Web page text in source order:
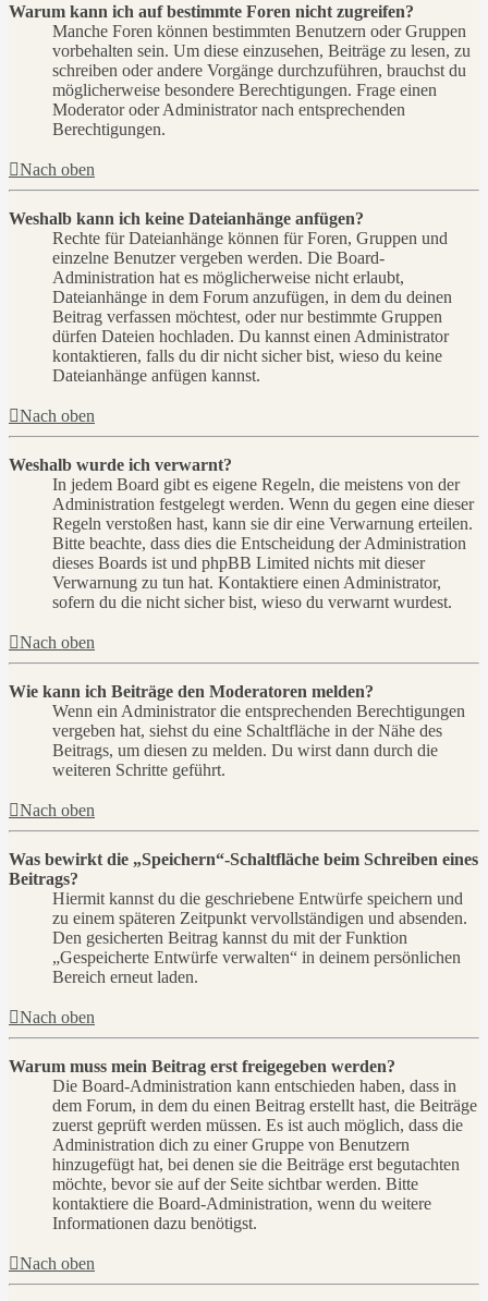
Warum kann ich auf bestimmte Foren nicht zugreifen?
Manche Foren können bestimmten Benutzern oder Gruppen
vorbehalten sein. Um diese einzusehen, Beiträge zu lesen, zu
schreiben oder andere Vorgänge durchzuführen, brauchst du
möglicherweise besondere Berechtigungen. Frage einen
Moderator oder Administrator nach entsprechenden
Berechtigungen.
Nach oben
Weshalb kann ich keine Dateianhänge anfügen?
Rechte für Dateianhänge können für Foren, Gruppen und
einzelne Benutzer vergeben werden. Die Board-
Administration hat es möglicherweise nicht erlaubt,
Dateianhänge in dem Forum anzufügen, in dem du deinen
Beitrag verfassen möchtest, oder nur bestimmte Gruppen
dürfen Dateien hochladen. Du kannst einen Administrator
kontaktieren, falls du dir nicht sicher bist, wieso du keine
Dateianhänge anfügen kannst.
Nach oben
Weshalb wurde ich verwarnt?
In jedem Board gibt es eigene Regeln, die meistens von der
Administration festgelegt werden. Wenn du gegen eine dieser
Regeln verstoßen hast, kann sie dir eine Verwarnung erteilen.
Bitte beachte, dass dies die Entscheidung der Administration
dieses Boards ist und phpBB Limited nichts mit dieser
Verwarnung zu tun hat. Kontaktiere einen Administrator,
sofern du die nicht sicher bist, wieso du verwarnt wurdest.
Nach oben
Wie kann ich Beiträge den Moderatoren melden?
Wenn ein Administrator die entsprechenden Berechtigungen
vergeben hat, siehst du eine Schaltfläche in der Nähe des
Beitrags, um diesen zu melden. Du wirst dann durch die
weiteren Schritte geführt.
Nach oben
Was bewirkt die „Speichern“-Schaltfläche beim Schreiben eines
Beitrags?
Hiermit kannst du die geschriebene Entwürfe speichern und
zu einem späteren Zeitpunkt vervollständigen und absenden.
Den gesicherten Beitrag kannst du mit der Funktion
„Gespeicherte Entwürfe verwalten“ in deinem persönlichen
Bereich erneut laden.
Nach oben
Warum muss mein Beitrag erst freigegeben werden?
Die Board-Administration kann entschieden haben, dass in
dem Forum, in dem du einen Beitrag erstellt hast, die Beiträge
zuerst geprüft werden müssen. Es ist auch möglich, dass die
Administration dich zu einer Gruppe von Benutzern
hinzugefügt hat, bei denen sie die Beiträge erst begutachten
möchte, bevor sie auf der Seite sichtbar werden. Bitte
kontaktiere die Board-Administration, wenn du weitere
Informationen dazu benötigst.
Nach oben